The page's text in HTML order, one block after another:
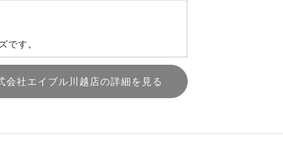
です。
会社エイブル川越店の詳細を見る